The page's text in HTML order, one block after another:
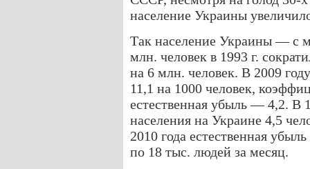
население Украины
Так население Украины — с
млн. человек в 1993 г.
на 6 млн. человек. В 2009
11,1 на 1000 человек,
естественная убыль — 4,2. В
населения на Украине 4,5
2010 года естественная
по 18 тыс. людей за месяц.